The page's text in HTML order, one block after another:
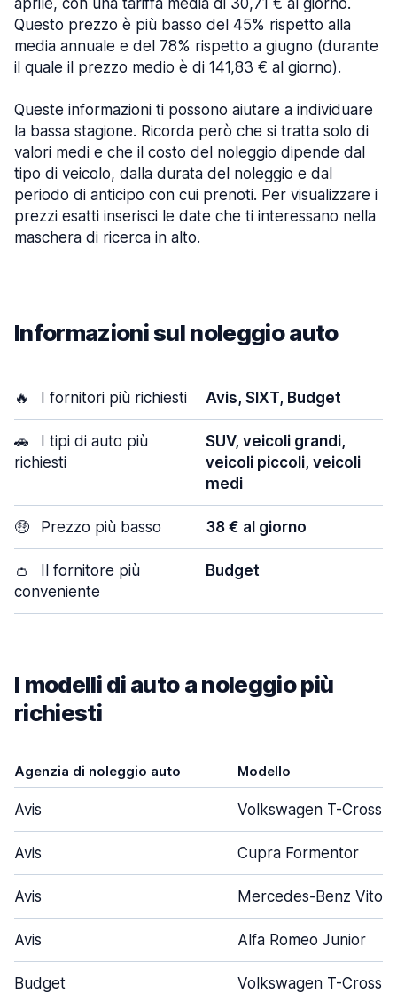
aprile, con una tariffa media di 30,71 € al giorno.
Questo prezzo è più basso del 45% rispetto alla
media annuale e del 78% rispetto a giugno (durante
il quale il prezzo medio è di 141,83 € al giorno).
Queste informazioni ti possono aiutare a individuare
la bassa stagione. Ricorda però che si tratta solo di
valori medi e che il costo del noleggio dipende dal
tipo di veicolo, dalla durata del noleggio e dal
periodo di anticipo con cui prenoti. Per visualizzare i
prezzi esatti inserisci le date che ti interessano nella
maschera di ricerca in alto.
Informazioni sul noleggio auto
🔥 I fornitori più richiesti Avis, SIXT, Budget
🚗
I tipi di auto più
richiesti
SUV, veicoli grandi,
veicoli piccoli, veicoli
medi
🤑 Prezzo più basso 38 € al giorno
👛
Il fornitore più
conveniente
Budget
I modelli di auto a noleggio più
richiesti
Agenzia di noleggio auto Modello
Avis Volkswagen T-Cross
Avis Cupra Formentor
Avis Mercedes-Benz Vito
Avis Alfa Romeo Junior
Budget Volkswagen T-Cross